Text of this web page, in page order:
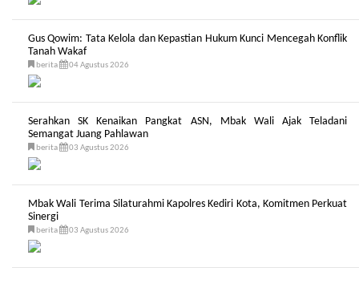
Gus Qowim: Tata Kelola dan Kepastian Hukum Kunci Mencegah Konflik
Tanah Wakaf
berita 04 Agustus 2026
Serahkan SK Kenaikan Pangkat ASN, Mbak Wali Ajak Teladani
Semangat Juang Pahlawan
berita 03 Agustus 2026
Mbak Wali Terima Silaturahmi Kapolres Kediri Kota, Komitmen Perkuat
Sinergi
berita 03 Agustus 2026